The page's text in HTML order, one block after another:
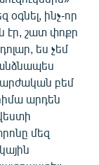
օգնել, ինչ-որ
էր, շատ փոքր
ես չեմ
բեմ
արդեն
մեզ